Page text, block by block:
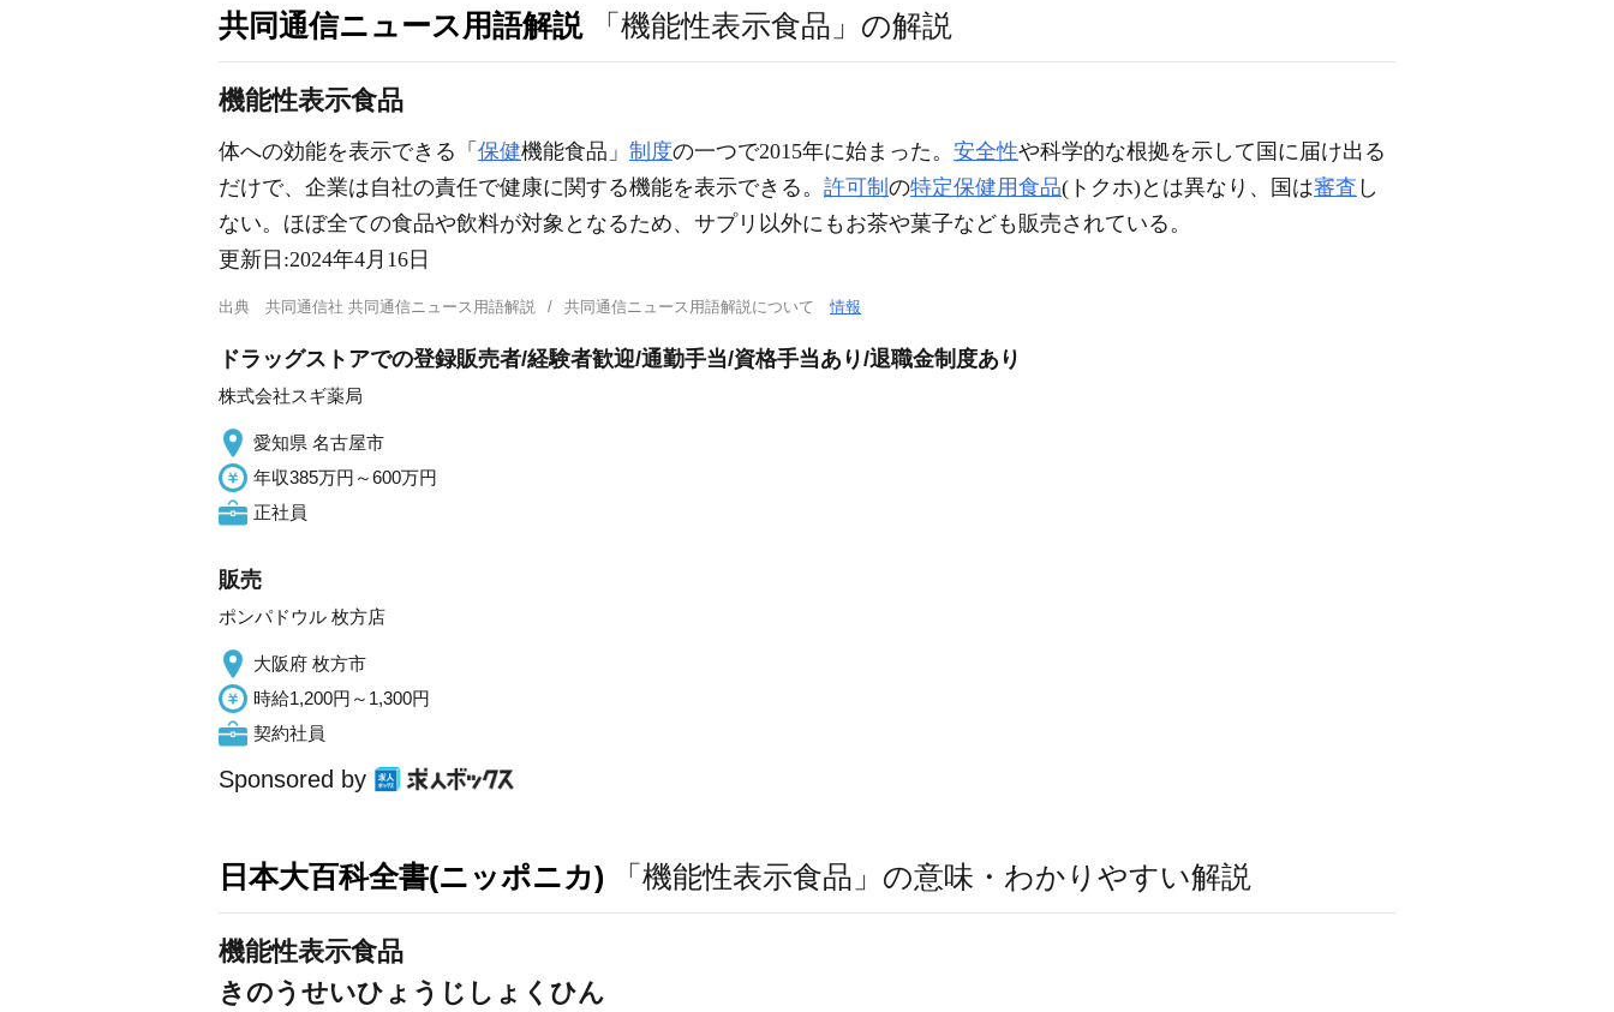
共同通信ニュース用語解説 「機能性表示食品」の解説
機能性表示食品
体への効能を表示できる「 保健機能食品」 制度の一つで2015年に始まった。 安全性や科学的な根拠を示して国に届け出る
だけで、企業は自社の責任で健康に関する機能を表示できる。 許可制 の特定保健用食品(トクホ)とは異なり、国は審査 し
ない。ほぼ全ての食品や飲料が対象となるため、サプリ以外にもお茶や菓子なども販売されている。
更新日:2024年4月16日
出典 共同通信社 共同通信ニュース用語解説 共同通信ニュース用語解説について情報
ドラッグストアでの登録販売者/経験者歓迎/通勤手当/資格手当あり/退職金制度あり
株式会社スギ薬局
愛知県 名古屋市
年収385万円～600万円
正社員
販売
ポンパドウル 枚方店
大阪府 枚方市
時給1,200円～1,300円
契約社員
Sponsored by
日本大百科全書(ニッポニカ) 「機能性表示食品」の意味・わかりやすい解説
機能性表示食品
きのうせいひょうじしょくひん